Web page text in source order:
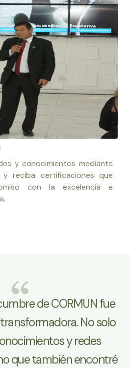
y conocimientos mediante
y reciba certificaciones que
con la excelencia e
de CORMUN fue
No solo
y redes
que también encontré